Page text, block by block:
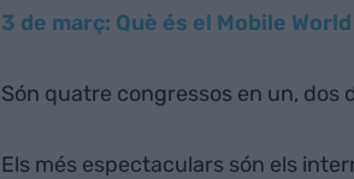
3 de març: Què és el Mobile
Són quatre congressos en un, dos
Els més espectaculars són els